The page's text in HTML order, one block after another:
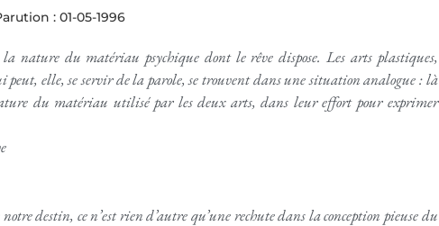
: 01-05-1996
nature du matériau psychique dont le rêve dispose. Les arts plastiques,
peut, elle, se servir de la parole, se trouvent dans une situation analogue : là
du matériau utilisé par les deux arts, dans leur effort pour exprimer
destin, ce n’est rien d’autre qu’une rechute dans la conception pieuse du